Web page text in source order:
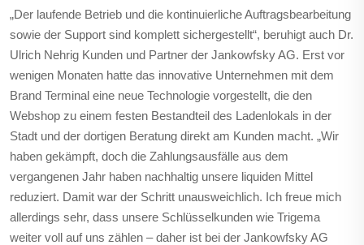
„Der laufende Betrieb und die kontinuierliche Auftragsbearbeitung
sowie der Support sind komplett sichergestellt“, beruhigt auch Dr.
Ulrich Nehrig Kunden und Partner der Jankowfsky AG. Erst vor
wenigen Monaten hatte das innovative Unternehmen mit dem
Brand Terminal eine neue Technologie vorgestellt, die den
Webshop zu einem festen Bestandteil des Ladenlokals in der
Stadt und der dortigen Beratung direkt am Kunden macht. „Wir
haben gekämpft, doch die Zahlungsausfälle aus dem
vergangenen Jahr haben nachhaltig unsere liquiden Mittel
reduziert. Damit war der Schritt unausweichlich. Ich freue mich
allerdings sehr, dass unsere Schlüsselkunden wie Trigema
weiter voll auf uns zählen – daher ist bei der Jankowfsky AG